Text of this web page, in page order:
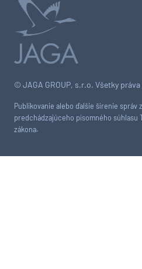
© JAGA GROUP, s.r.o. Všetky
Publikovanie alebo ďalšie šírenie správ
predchádzajúceho písomného súhlasu
zákona.